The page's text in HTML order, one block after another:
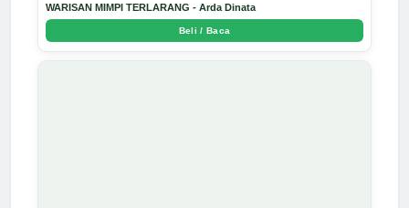
WARISAN MIMPI TERLARANG - Arda Dinata
Beli / Baca